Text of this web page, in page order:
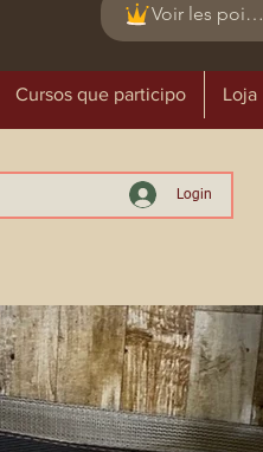
Voir les points
Cursos que participo Loja
Login